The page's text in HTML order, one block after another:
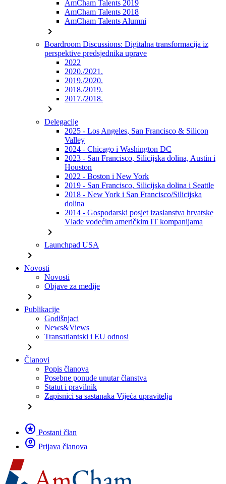
AmCham Talents 2019
AmCham Talents 2018
AmCham Talents Alumni
chevron_right
Boardroom Discussions: Digitalna transformacija iz
perspektive predsjednika uprave
2022
2020./2021.
2019./2020.
2018./2019.
2017./2018.
chevron_right
Delegacije
2025 - Los Angeles, San Francisco & Silicon
Valley
2024 - Chicago i Washington DC
2023 - San Francisco, Silicijska dolina, Austin i
Houston
2022 - Boston i New York
2019 - San Francisco, Silicijska dolina i Seattle
2018 - New York i San Francisco/Silicijska
dolina
2014 - Gospodarski posjet izaslanstva hrvatske
Vlade vodećim američkim IT kompanijama
chevron_right
Launchpad USA
chevron_right
Novosti
Novosti
Objave za medije
chevron_right
Publikacije
Godišnjaci
News&Views
Transatlantski i EU odnosi
chevron_right
Članovi
Popis članova
Posebne ponude unutar članstva
Statut i pravilnik
Zapisnici sa sastanaka Vijeća upravitelja
chevron_right
stars Postani član
account_circle Prijava članova